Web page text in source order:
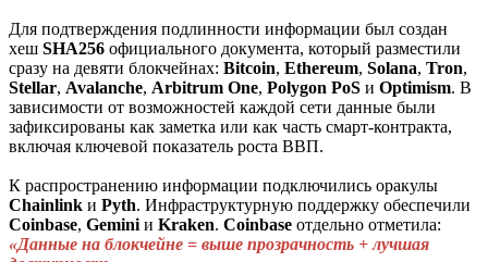
Для подтверждения подлинности информации был создан
хеш SHA256 официального документа, который разместили
сразу на девяти блокчейнах: Bitcoin, Ethereum, Solana, Tron,
Stellar, Avalanche, Arbitrum One, Polygon PoS и Optimism. В
зависимости от возможностей каждой сети данные были
зафиксированы как заметка или как часть смарт-контракта,
включая ключевой показатель роста ВВП.
К распространению информации подключились оракулы
Chainlink и Pyth. Инфраструктурную поддержку обеспечили
Coinbase, Gemini и Kraken. Coinbase отдельно отметила:
«Данные на блокчейне = выше прозрачность + лучшая